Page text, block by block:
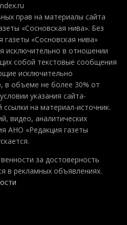
прав на материалы сайта
«Сосновская нива». Без
«Сосновская нива»
исключительно в отношении
собой текстовые сообщения
исключительно
в объеме не более 30% от
указания сайта-
ссылки на материал-источник.
видео, аналитических
АНО «Редакция газеты
за достоверность
в рекламных объявлениях.